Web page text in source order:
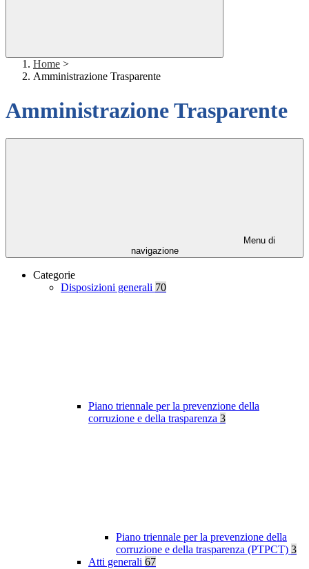
Home >
Amministrazione Trasparente
Amministrazione Trasparente
Menu di
navigazione
Categorie
Disposizioni generali 70
Piano triennale per la prevenzione della
corruzione e della trasparenza 3
Piano triennale per la prevenzione della
corruzione e della trasparenza (PTPCT) 3
Atti generali 67